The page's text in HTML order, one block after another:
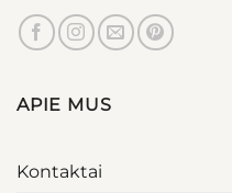
APIE MUS
Kontaktai